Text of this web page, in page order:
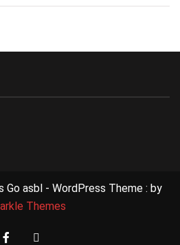
asbl - WordPress Theme : by
Themes